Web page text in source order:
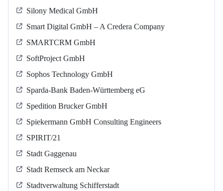
Silony Medical GmbH
Smart Digital GmbH – A Credera Company
SMARTCRM GmbH
SoftProject GmbH
Sophos Technology GmbH
Sparda-Bank Baden-Württemberg eG
Spedition Brucker GmbH
Spiekermann GmbH Consulting Engineers
SPIRIT/21
Stadt Gaggenau
Stadt Remseck am Neckar
Stadtverwaltung Schifferstadt